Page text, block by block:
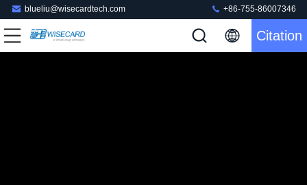
blueliu@wisecardtech.com +86-755-86007346
Citation